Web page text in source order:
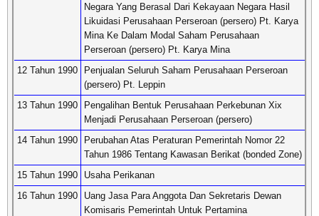
Negara Yang Berasal Dari Kekayaan Negara Hasil
Likuidasi Perusahaan Perseroan (persero) Pt. Karya
Mina Ke Dalam Modal Saham Perusahaan
Perseroan (persero) Pt. Karya Mina
12 Tahun 1990
Penjualan Seluruh Saham Perusahaan Perseroan
(persero) Pt. Leppin
13 Tahun 1990
Pengalihan Bentuk Perusahaan Perkebunan Xix
Menjadi Perusahaan Perseroan (persero)
14 Tahun 1990
Perubahan Atas Peraturan Pemerintah Nomor 22
Tahun 1986 Tentang Kawasan Berikat (bonded Zone)
15 Tahun 1990
Usaha Perikanan
16 Tahun 1990
Uang Jasa Para Anggota Dan Sekretaris Dewan
Komisaris Pemerintah Untuk Pertamina